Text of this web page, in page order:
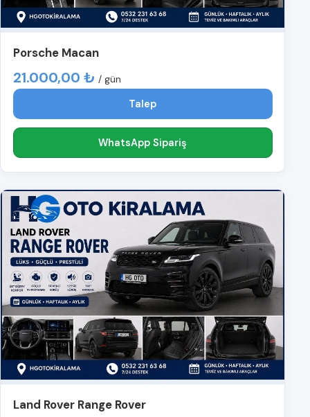
Porsche Macan
21.000,00 ₺ / gün
Talep
WhatsApp Sipariş
Land Rover Range Rover